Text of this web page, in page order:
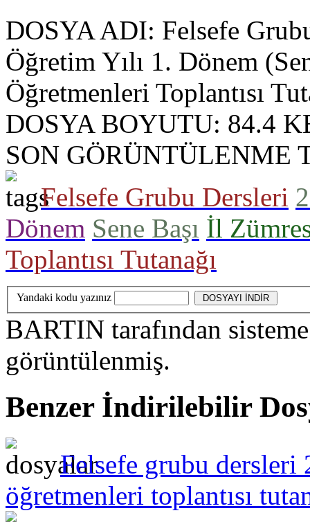
DOSYA ADI: Felsefe
Öğretim Yılı 1. Dönem
Öğretmenleri Toplantısı
DOSYA BOYUTU: 84.4
SON GÖRÜNTÜLENME
Felsefe Grubu Dersleri
Dönem Sene Başı İl
Toplantısı Tutanağı
Yandaki kodu yazınız
BARTIN tarafından
görüntülenmiş.
Benzer İndirilebilir
Felsefe grubu dersleri
öğretmenleri toplantısı